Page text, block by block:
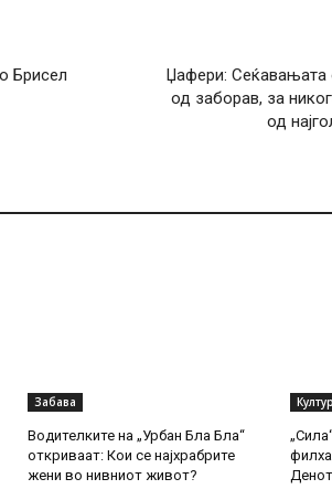
Брисел
Џафери: Сеќавањата
од заборав, за
од
Забава
Водителките на „Урбан Бла Бла“
откриваат: Кои се најхрабрите
жени во нивниот живот?